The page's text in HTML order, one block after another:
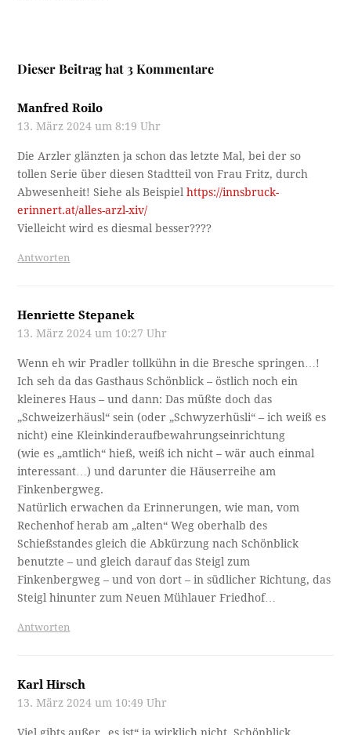
Dieser Beitrag hat 3 Kommentare
Manfred Roilo
13. März 2024 um 8:19 Uhr
Die Arzler glänzten ja schon das letzte Mal, bei der so
tollen Serie über diesen Stadtteil von Frau Fritz, durch
Abwesenheit! Siehe als Beispielhttps://innsbruck-
erinnert.at/alles-arzl-xiv/
Vielleicht wird es diesmal besser????
Antworten
Henriette Stepanek
13. März 2024 um 10:27 Uhr
Wenn eh wir Pradler tollkühn in die Bresche springen…!
Ich seh da das Gasthaus Schönblick – östlich noch ein
kleineres Haus – und dann: Das müßte doch das
„Schweizerhäusl“ sein (oder „Schwyzerhüsli“ – ich weiß es
nicht) eine Kleinkinderaufbewahrungseinrichtung
(wie es „amtlich“ hieß, weiß ich nicht – wär auch einmal
interessant…) und darunter die Häuserreihe am
Finkenbergweg.
Natürlich erwachen da Erinnerungen, wie man, vom
Rechenhof herab am „alten“ Weg oberhalb des
Schießstandes gleich die Abkürzung nach Schönblick
benutzte – und gleich darauf das Steigl zum
Finkenbergweg – und von dort – in südlicher Richtung, das
Steigl hinunter zum Neuen Mühlauer Friedhof…
Antworten
Karl Hirsch
13. März 2024 um 10:49 Uhr